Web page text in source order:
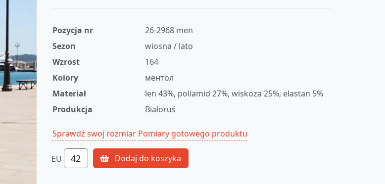
Pozycja nr
26-2968 men
Sezon
wiosna / lato
Wzrost
164
Kolory
ментол
Materiał
len 43%, poliamid 27%, wiskoza 25%, elastan 5%
Produkcja
Białoruś
Sprawdź swoj rozmiar Pomiary gotowego produktu
EU 42 Dodaj do koszyka